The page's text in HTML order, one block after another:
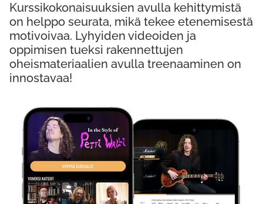
Kokeile Ilmaiseksi
Kurssikokonaisuuksien avulla kehittymistä
on helppo seurata, mikä tekee etenemisestä
motivoivaa. Lyhyiden videoiden ja
oppimisen tueksi rakennettujen
oheismateriaalien avulla treenaaminen on
innostavaa!